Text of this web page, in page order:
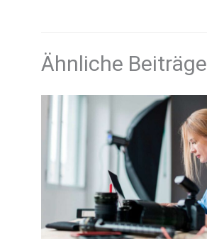
Ähnliche Beiträge